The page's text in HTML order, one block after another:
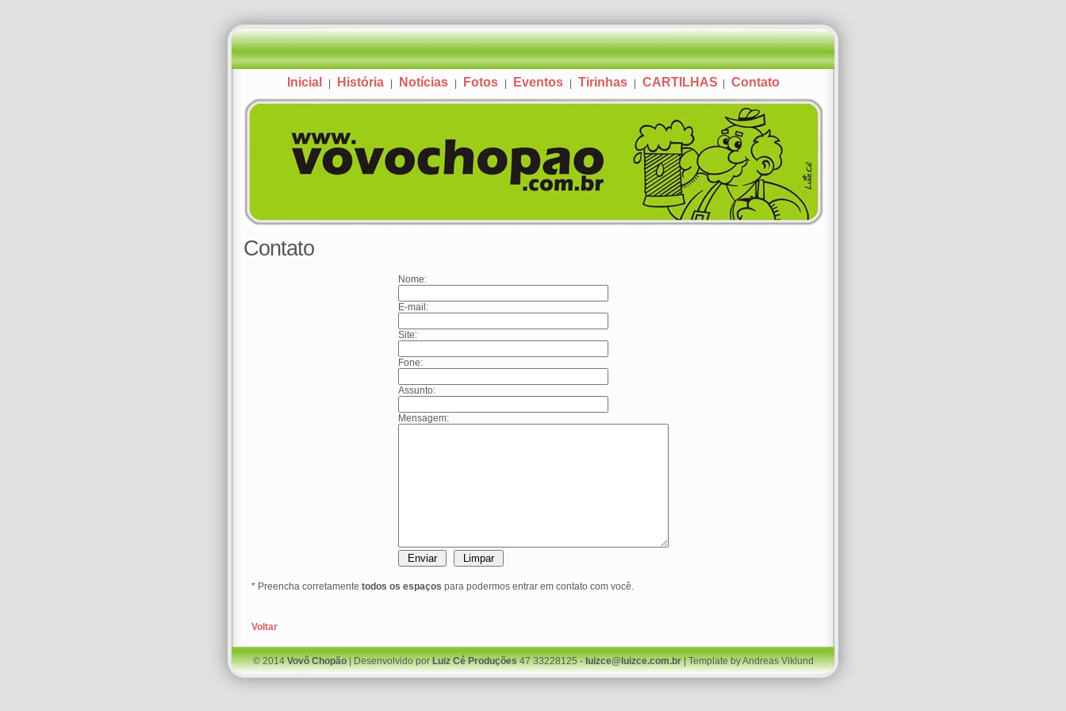
Inicial História Notícias Fotos Eventos Tirinhas CARTILHAS Contato
Contato
Nome:
E-mail:
Site:
Fone:
Assunto:
Mensagem:
* Preencha corretamente todos os espaços para podermos entrar em contato com você.
Voltar
© 2014Vovô Chopão| Desenvolvido porLuiz Cé Produções47 33228125 -luizce@luizce.com.br| Template by Andreas Viklund